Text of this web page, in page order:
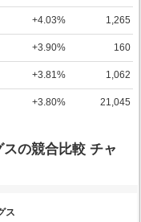
+4.03% 1,265
+3.90% 160
+3.81% 1,062
+3.80% 21,045
スの競合比較 チャ
ス